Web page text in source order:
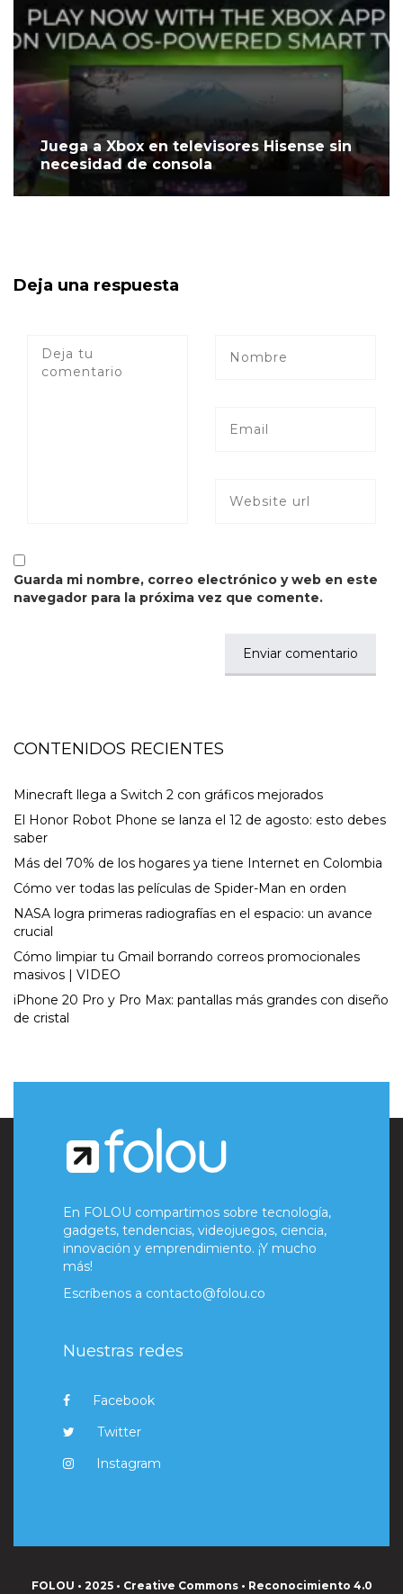
Juega a Xbox en televisores Hisense sin
necesidad de consola
Deja una respuesta
Guarda mi nombre, correo electrónico y web en este
navegador para la próxima vez que comente.
CONTENIDOS RECIENTES
Minecraft llega a Switch 2 con gráficos mejorados
El Honor Robot Phone se lanza el 12 de agosto: esto debes
saber
Más del 70% de los hogares ya tiene Internet en Colombia
Cómo ver todas las películas de Spider-Man en orden
NASA logra primeras radiografías en el espacio: un avance
crucial
Cómo limpiar tu Gmail borrando correos promocionales
masivos | VIDEO
iPhone 20 Pro y Pro Max: pantallas más grandes con diseño
de cristal
En FOLOU compartimos sobre tecnología,
gadgets, tendencias, videojuegos, ciencia,
innovación y emprendimiento. ¡Y mucho
más!
Escríbenos a contacto@folou.co
Nuestras redes
Facebook
Twitter
Instagram
FOLOU • 2025 • Creative Commons • Reconocimiento 4.0